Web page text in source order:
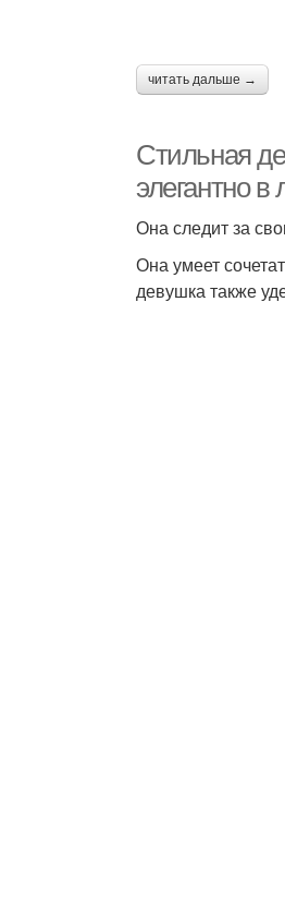
читать дальше →
Стильная
элегантно
Она следит за
Она умеет
девушка также